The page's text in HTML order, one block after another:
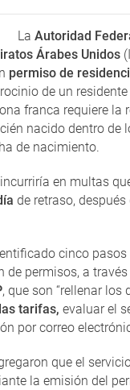
La Autoridad
Árabes Unidos
permiso de residenci
de un
franca requiere la
nacido dentro de
de nacimiento.
en multas
de retraso,
cinco
de permisos, a
, que son “rellenar los
tarifas, evaluar el
por correo
que el
la emisión del